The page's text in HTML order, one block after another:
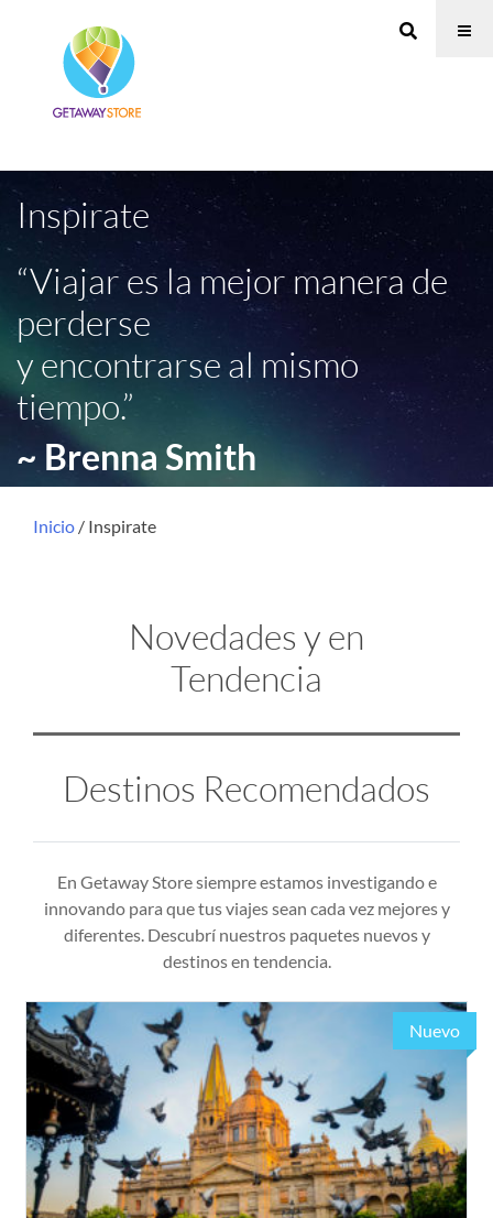
Inspirate
“Viajar es la mejor manera de
perderse
y encontrarse al mismo
tiempo.”
~ Brenna Smith
Inicio / Inspirate
Novedades y en
Tendencia
Destinos Recomendados
En Getaway Store siempre estamos investigando e
innovando para que tus viajes sean cada vez mejores y
diferentes. Descubrí nuestros paquetes nuevos y
destinos en tendencia.
Nuevo